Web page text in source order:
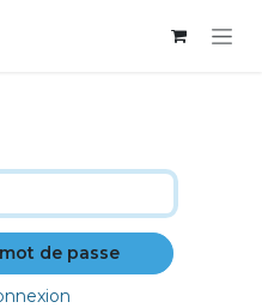
de passe